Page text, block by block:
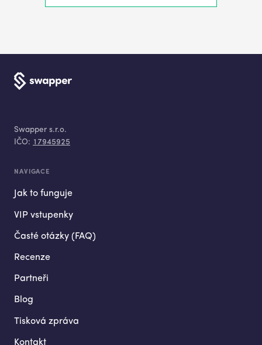
Swapper s.r.o.
IČO: 17945925
NAVIGACE
Jak to funguje
VIP vstupenky
Časté otázky (FAQ)
Recenze
Partneři
Blog
Tisková zpráva
Kontakt